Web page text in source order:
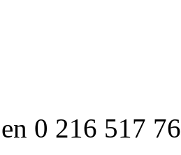
0 216 517